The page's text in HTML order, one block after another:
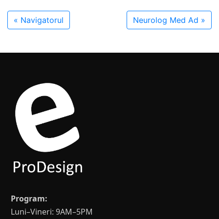
« Navigatorul Neurolog Med Ad »
Program:
Luni–Vineri: 9AM–5PM